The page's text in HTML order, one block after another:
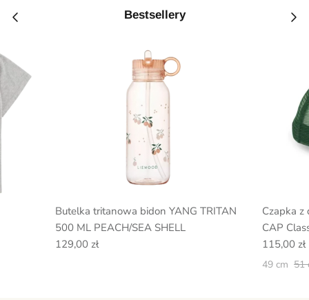
Bestsellery
Butelka tritanowa bidon YANG TRITAN
500 ML PEACH/SEA SHELL
129,00 zł
Czapka z
CAP
115,00 zł
49 cm 51